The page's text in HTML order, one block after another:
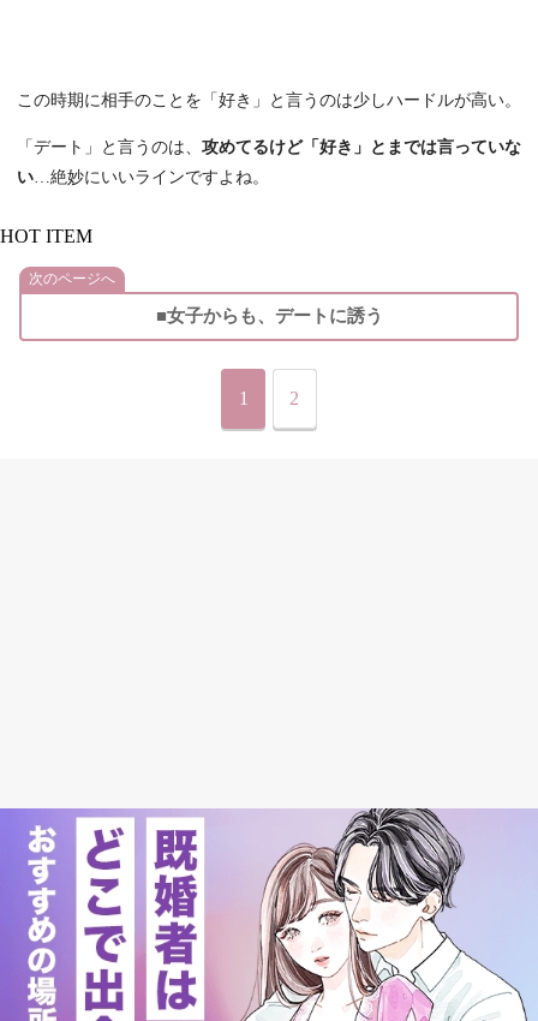
この時期に相手のことを「好き」と言うのは少しハードルが高い。
「デート」と言うのは、 攻めてるけど「好き」とまでは言っていな
い…絶妙にいいラインですよね。
HOT ITEM
次のページへ
■女子からも、デートに誘う
1 2